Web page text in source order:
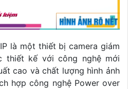
là một thiết bị camera giám
thiết kế với công nghệ mới
cao và chất lượng hình ảnh
hợp công nghệ Power over